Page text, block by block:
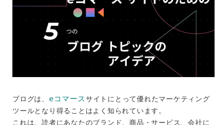
ブログは、 eコマースサイトにとって優れたマーケティング
ツールとなり得ることはよく知られています。
これは、読者にあなたのブランド、商品・サービス、会社に